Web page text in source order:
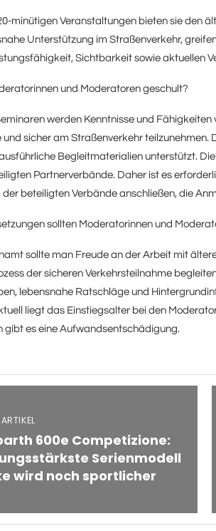
minütigen Veranstaltungen bieten sie den
Unterstützung im Straßenverkehr,
Sichtbarkeit sowie aktuellen
und Moderatoren geschult?
werden Kenntnisse und
sicher am Straßenverkehr teilzunehmen.
Begleitmaterialien unterstützt.
Partnerverbände. Daher ist es
beteiligten Verbände anschließen, die
sollten Moderatorinnen und
sollte man Freude an der Arbeit mit
der sicheren Verkehrsteilnahme
lebensnahe Ratschläge und
liegt das Einstiegsalter bei den
gibt es eine Aufwandsentschädigung.
600e Competizione:
Serienmodell
wird noch sportlicher